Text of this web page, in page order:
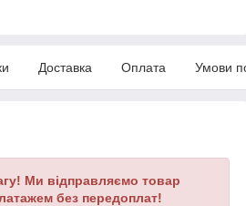
Доставка Оплата Умови
Ми відправляємо товар
без передоплат!